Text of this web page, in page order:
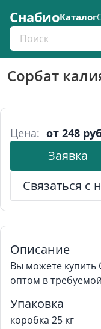
СнабиоКаталог
Поиск по каталогу
Сорбат
Цена: от 248
Заявка
Связаться с
Описание
Вы можете купить
оптом в
Упаковка
коробка 25 кг